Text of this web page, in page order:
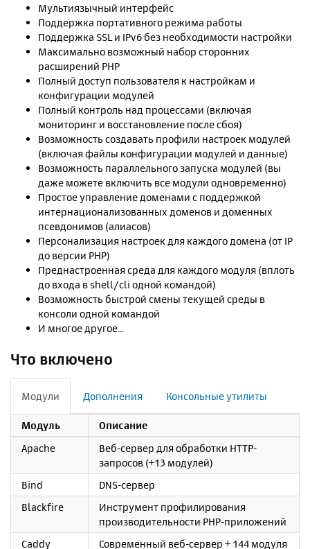
Мультиязычный интерфейс
Поддержка портативного режима работы
Поддержка SSL и IPv6 без необходимости настройки
Максимально возможный набор сторонних
расширений PHP
Полный доступ пользователя к настройкам и
конфигурации модулей
Полный контроль над процессами (включая
мониторинг и восстановление после сбоя)
Возможность создавать профили настроек модулей
(включая файлы конфигурации модулей и данные)
Возможность параллельного запуска модулей (вы
даже можете включить все модули одновременно)
Простое управление доменами с поддержкой
интернационализованных доменов и доменных
псевдонимов (алиасов)
Персонализация настроек для каждого домена (от IP
до версии PHP)
Преднастроенная среда для каждого модуля (вплоть
до входа в shell/cli одной командой)
Возможность быстрой смены текущей среды в
консоли одной командой
И многое другое...
Что включено
Модули Дополнения Консольные утилиты
Модуль
Описание
Apache
Веб-сервер для обработки HTTP-
запросов (+13 модулей)
Bind
DNS-сервер
Blackfire
Инструмент профилирования
производительности PHP-приложений
Caddy
Современный веб-сервер + 144 модуля